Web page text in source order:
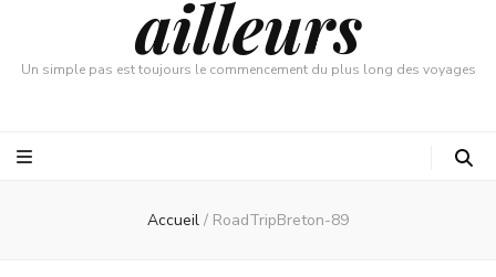
ailleurs
Un simple pas est toujours le commencement du plus long des voyages
Accueil / RoadTripBreton-89